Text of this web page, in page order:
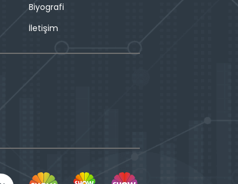
Biyografi
İletişim